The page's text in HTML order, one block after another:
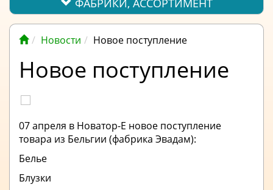
ВАКАНСИИ
ОПЛАТА
ФАБРИКИ, АССОРТИМЕНТ
Новости Новое поступление
Новое поступление
07 апреля в Новатор-Е новое поступление
товара из Бельгии (фабрика Эвадам):
Белье
Блузки